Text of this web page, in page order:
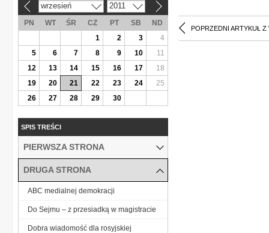
POPRZEDNI ARTYKUŁ Z
wrzesień 2011
PN WT ŚR CZ PT SB
ND
1
2 3
4
5
6 7 8 9 10
11
12
13 14 15 16 17
18
19
20 21 22 23 24
25
26
27 28 29 30
SPIS TREŚCI
PIERWSZA STRONA
DRUGA STRONA
ABC medialnej demokracji
Do Sejmu – z przesiadką w magistracie
Dobra wiadomość dla rosyjskiej